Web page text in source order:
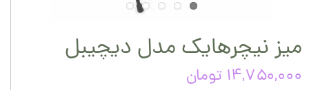
میز نیچرهایک مدل دیچیبل
۱۴,۷۵۰,۰۰۰ تومان